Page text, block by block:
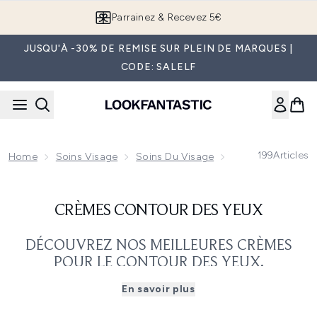
Parrainez & Recevez 5€
JUSQU'À -30% DE REMISE SUR PLEIN DE MARQUES |
CODE: SALELF
Home Soins Visage Soins Du Visage Crèmes Contour
199Articles
CRÈMES CONTOUR DES YEUX
DÉCOUVREZ NOS MEILLEURES CRÈMES
POUR LE CONTOUR DES YEUX.
se retourner vous donnent-elles des cercles sombres
En savoir plus